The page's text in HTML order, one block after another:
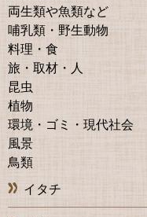
両生類や魚類など
哺乳類・野生動物
料理・食
旅・取材・人
昆虫
植物
環境・ゴミ・現代社会
風景
鳥類
イタチ